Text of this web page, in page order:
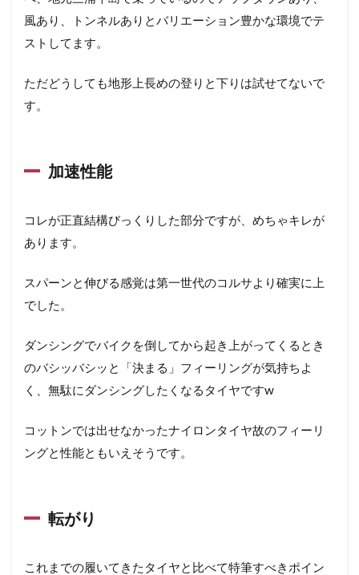
風あり、トンネルありとバリエーション豊かな環境でテ
ストしてます。
ただどうしても地形上長めの登りと下りは試せてないで
す。
加速性能
コレが正直結構びっくりした部分ですが、めちゃキレが
あります。
スパーンと伸びる感覚は第一世代のコルサより確実に上
でした。
ダンシングでバイクを倒してから起き上がってくるとき
のバシッバシッと「決まる」フィーリングが気持ちよ
く、無駄にダンシングしたくなるタイヤですw
コットンでは出せなかったナイロンタイヤ故のフィーリ
ングと性能ともいえそうです。
転がり
これまでの履いてきたタイヤと比べて特筆すべきポイン